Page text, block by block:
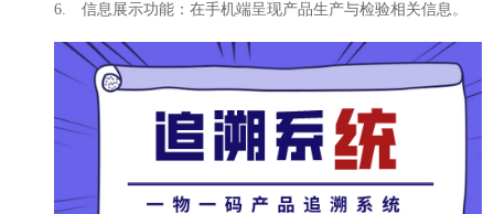
6. 信息展示功能：在手机端呈现产品生产与检验相关信息。